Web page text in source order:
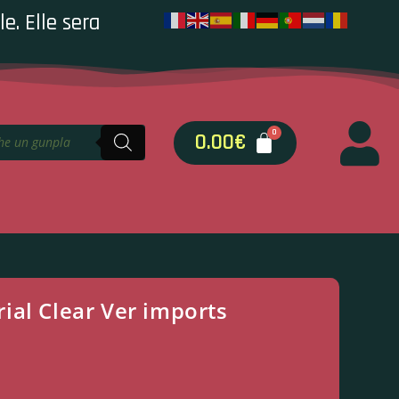
Elle sera
0.00€
Clear Ver imports